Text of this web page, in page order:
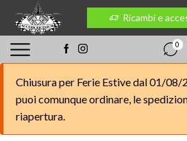
Go shop Ricambi e
0
Chiusura per Ferie Estive dal 01/
puoi comunque ordinare, le
riapertura.